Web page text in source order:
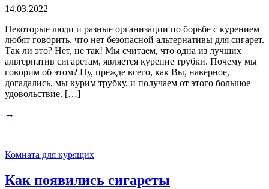
14.03.2022
Некоторые люди и разные организации по борьбе с курением
любят говорить, что нет безопасной альтернативы для сигарет.
Так ли это? Нет, не так! Мы считаем, что одна из лучших
альтернатив сигаретам, является курение трубки. Почему мы
говорим об этом? Ну, прежде всего, как Вы, наверное,
догадались, мы курим трубку, и получаем от этого большое
удовольствие. […]
→
Комната для курящих
Как появились сигареты